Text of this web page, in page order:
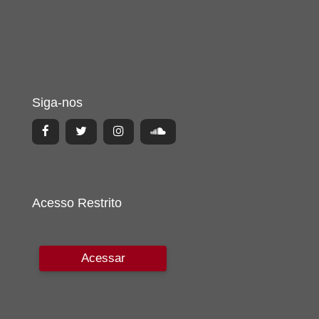
Siga-nos
Acesso Restrito
Acessar